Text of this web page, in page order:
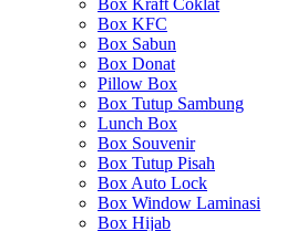
Box Kraft Coklat
Box KFC
Box Sabun
Box Donat
Pillow Box
Box Tutup Sambung
Lunch Box
Box Souvenir
Box Tutup Pisah
Box Auto Lock
Box Window Laminasi
Box Hijab